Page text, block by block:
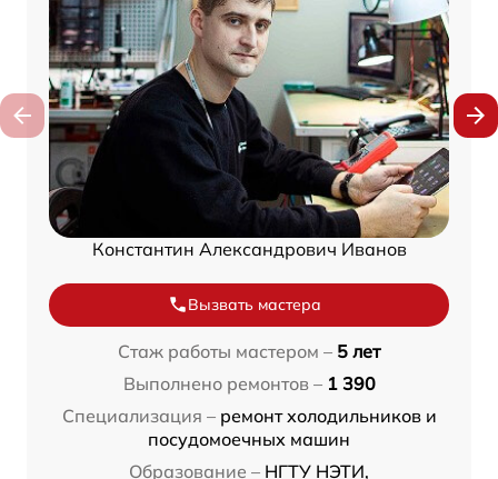
Константин Александрович Иванов
Вызвать мастера
Стаж работы мастером – 5 лет
Выполнено ремонтов – 1 390
Специализация – ремонт холодильников и
посудомоечных машин
Образование – НГТУ НЭТИ,